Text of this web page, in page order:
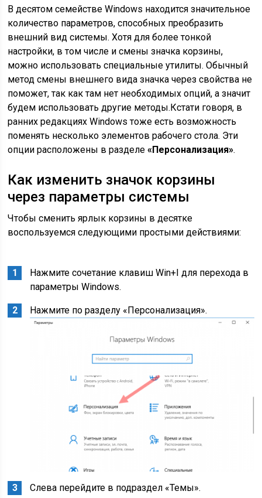
В десятом семействе Windows находится значительное
количество параметров, способных преобразить
внешний вид системы. Хотя для более тонкой
настройки, в том числе и смены значка корзины,
можно использовать специальные утилиты. Обычный
метод смены внешнего вида значка через свойства не
поможет, так как там нет необходимых опций, а значит
будем использовать другие методы.Кстати говоря, в
ранних редакциях Windows тоже есть возможность
поменять несколько элементов рабочего стола. Эти
опции расположены в разделе«Персонализация».
Как изменить значок корзины
через параметры системы
Чтобы сменить ярлык корзины в десятке
воспользуемся следующими простыми действиями:
Нажмите сочетание клавиш Win+I для перехода в
параметры Windows.
Нажмите по разделу «Персонализация».
Слева перейдите в подраздел «Темы».